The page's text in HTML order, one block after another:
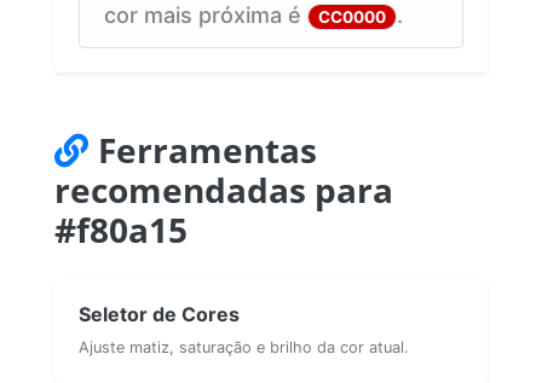
cor mais próxima é
CC0000 .
Ferramentas
recomendadas para
#f80a15
Seletor de Cores
Ajuste matiz, saturação e brilho da cor atual.